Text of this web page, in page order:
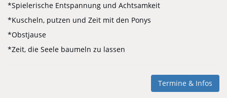
*Spielerische Entspannung und Achtsamkeit
*Kuscheln, putzen und Zeit mit den Ponys
*Obstjause
*Zeit, die Seele baumeln zu lassen
Termine & Infos